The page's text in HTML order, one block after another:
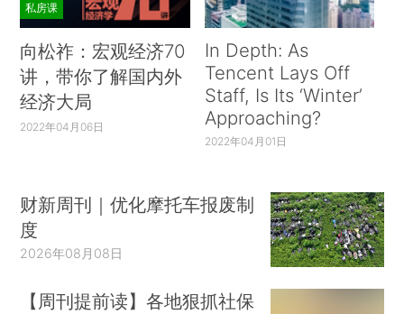
私房课
向松祚：宏观经济70
讲，带你了解国内外
经济大局
2022年04月06日
In Depth: As
Tencent Lays Off
Staff, Is Its ‘Winter’
Approaching?
2022年04月01日
财新周刊｜优化摩托车报废制
度
2026年08月08日
【周刊提前读】各地狠抓社保